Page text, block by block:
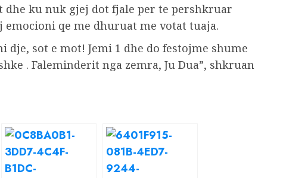
ku nuk gjej dot fjale per te pershkruar
qe me dhuruat me votat tuaja.
dje, sot e mot! Jemi 1 dhe do festojme shume
. Faleminderit nga zemra, Ju Dua”, shkruan